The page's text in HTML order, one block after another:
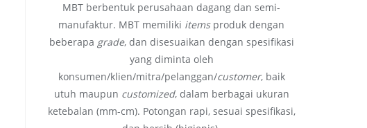
MBT berbentuk perusahaan dagang dan semi-
manufaktur. MBT memiliki itemsproduk dengan
beberapa grade, dan disesuaikan dengan spesifikasi
yang diminta oleh
konsumen/klien/mitra/pelanggan/customer, baik
utuh maupun customized, dalam berbagai ukuran
ketebalan (mm-cm). Potongan rapi, sesuai spesifikasi,